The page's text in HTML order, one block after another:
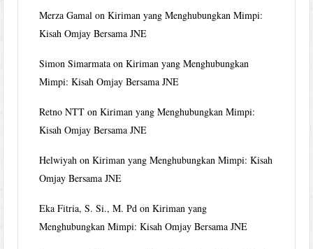
Merza Gamal onKiriman yang Menghubungkan Mimpi:
Kisah Omjay Bersama JNE
Simon Simarmata onKiriman yang Menghubungkan
Mimpi: Kisah Omjay Bersama JNE
Retno NTT onKiriman yang Menghubungkan Mimpi:
Kisah Omjay Bersama JNE
Helwiyah onKiriman yang Menghubungkan Mimpi: Kisah
Omjay Bersama JNE
Eka Fitria, S. Si., M. Pd onKiriman yang
Menghubungkan Mimpi: Kisah Omjay Bersama JNE